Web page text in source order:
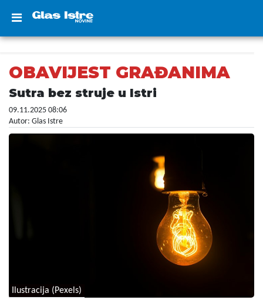
OBAVIJEST GRAĐANIMA
Sutra bez struje u Istri
09.11.2025 08:06
Autor: Glas Istre
Ilustracija (Pexels)